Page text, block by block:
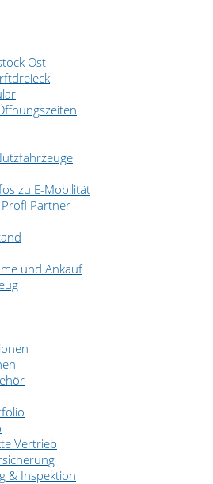
Ost
zu E-Mobilität
Partner
und Ankauf
Vertrieb
& Inspektion